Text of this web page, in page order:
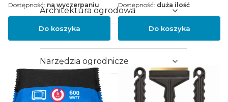
Architektura ogrodowa
Nawadnianie
Narzędzia ogrodnicze
Motoryzacja
Do koszyka
Dostępność: na wyczerpaniu
Do koszyka
Dostępność: duża ilość